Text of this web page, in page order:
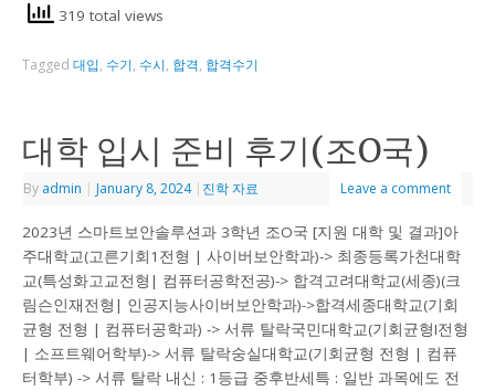
319 total views
Tagged대입, 수기, 수시, 합격, 합격수기
대학 입시 준비 후기(조O국)
By admin | January 8, 2024 | 진학 자료 Leave a comment
2023년 스마트보안솔루션과 3학년 조O국 [지원 대학 및 결과]아
주대학교(고른기회1전형 | 사이버보안학과)-> 최종등록가천대학
교(특성화고교전형| 컴퓨터공학전공)-> 합격고려대학교(세종)(크
림슨인재전형| 인공지능사이버보안학과)->합격세종대학교(기회
균형 전형 | 컴퓨터공학과) -> 서류 탈락국민대학교(기회균형I전형
| 소프트웨어학부)-> 서류 탈락숭실대학교(기회균형 전형 | 컴퓨
터학부) -> 서류 탈락 내신 : 1등급 중후반세특 : 일반 과목에도 전